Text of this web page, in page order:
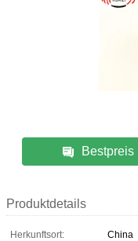
Bestpreis
Produktdetails
Herkunftsort:
China